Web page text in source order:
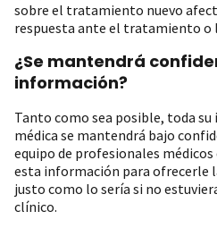
sobre el tratamiento nuevo
respuesta ante el tratamiento o
¿Se mantendrá
información?
Tanto como sea posible, toda
médica se mantendrá bajo
equipo de profesionales
esta información para ofrecerle
justo como lo sería si no
clínico.